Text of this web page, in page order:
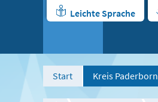
Leichte Sprache
Start Kreis Paderborn